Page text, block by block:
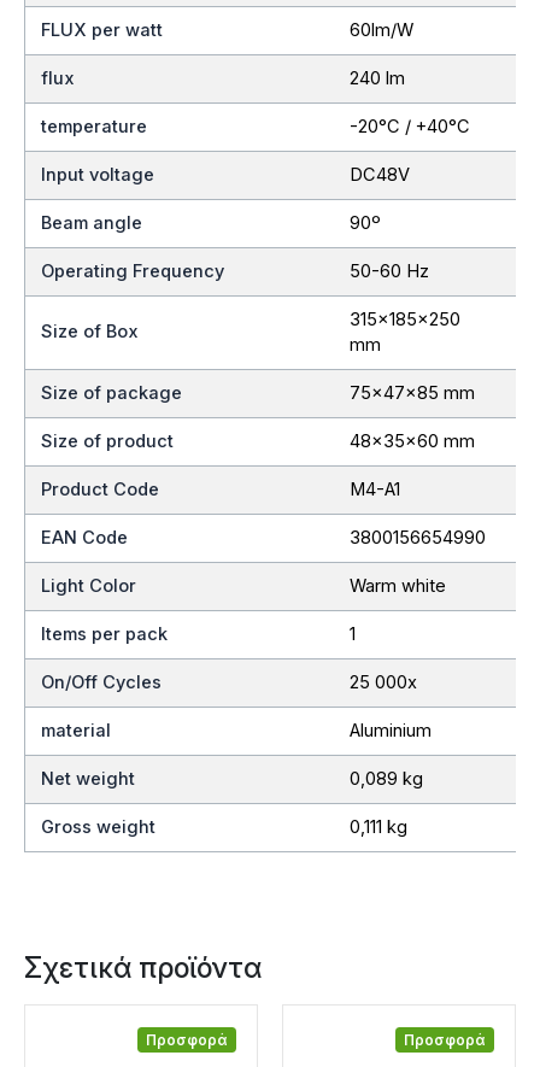
FLUX per watt 60lm/W
flux 240 lm
temperature -20°C / +40°C
Input voltage DC48V
Beam angle 90º
Operating Frequency 50-60 Hz
Size of Box
315x185x250
mm
Size of package 75x47x85 mm
Size of product 48x35x60 mm
Product Code M4-A1
EAN Code 3800156654990
Light Color Warm white
Items per pack 1
On/Off Cycles 25 000x
material Aluminium
Net weight 0,089 kg
Gross weight 0,111 kg
Σχετικά προϊόντα
Προσφορά Προσφορά